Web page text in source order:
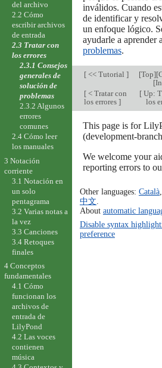
inválidos. Cuando
de identificar y
un enfoque lógico.
ayudarle a aprender
problemas.
[<< Tutorial ] [Top][
[
[< Tratar con
los errores ]
[Up:
los
This page is for
(development-
We welcome your
reporting errors to
Other languages: Català,
中文
About automatic
Disable syntax
preference
del archivo
2.2 Cómo
escribir archivos
de entrada
2.3 Tratar con
los errores
2.3.1 Consejos
generales de
solución de
problemas
2.3.2 Algunos
errores
comunes
2.4 Cómo leer
los manuales
3 Notación
corriente
3.1 Notación en
un solo
pentagrama
3.2 Varias notas a
la vez
3.3 Canciones
3.4 Retoques
finales
4 Conceptos
fundamentales
4.1 Cómo
funcionan los
archivos de
entrada de
LilyPond
4.2 Las voces
contienen
música